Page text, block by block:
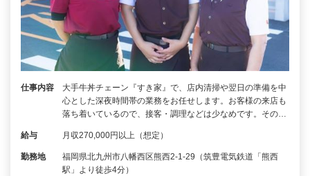
仕事内容
大手牛丼チェーン『すき家』で、店内清掃や翌日の準備を中
心とした深夜時間帯の業務をお任せします。お客様の来店も
落ち着いているので、接客・調理などは少なめです。その…
給与 月収270,000円以上（想定）
勤務地
福岡県北九州市八幡西区熊西2-1-29（筑豊電気鉄道「熊西
駅」より徒歩4分）